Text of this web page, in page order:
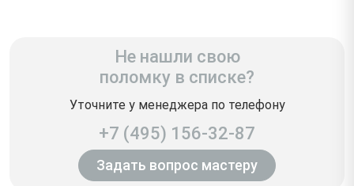
Не нашли свою
поломку в списке?
Уточните у менеджера по телефону
+7 (495) 156-32-87
Задать вопрос мастеру